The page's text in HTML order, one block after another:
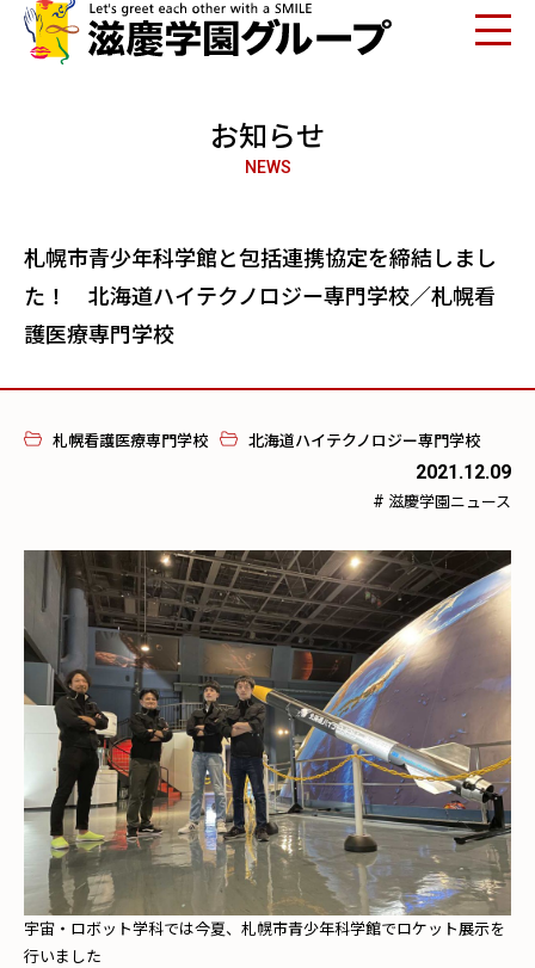
お知らせ
NEWS
札幌市青少年科学館と包括連携協定を締結しまし
た！ 北海道ハイテクノロジー専門学校／札幌看
護医療専門学校
札幌看護医療専門学校 北海道ハイテクノロジー専門学校
2021.12.09
# 滋慶学園ニュース
宇宙・ロボット学科では今夏、札幌市青少年科学館でロケット展示を
行いました